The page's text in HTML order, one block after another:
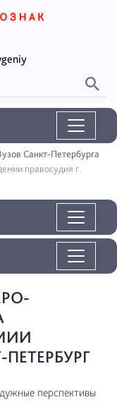
Санкт-Петербурга
правосудия г.
перспективы